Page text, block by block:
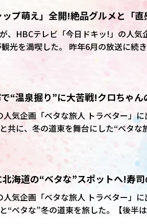
プ萌え」全開!絶品グルメと「直
、HBCテレビ「今日ドキッ!」の人気
年6月の放送に続き、再
に帰ってきましたね」と感慨深げに語
座に思い出すなど、冒頭から無邪気
店内で「ふらの牛乳カフェラテ」を
か。やっぱり富良野の牛乳は格別で
マルシェで販売されている約1000種
ずはノーヒントで1位予想すること
かないです」と北海道を代表する洋
“温泉掘り”に大苦戦!クロちゃん
気企画「ベタな旅人 トラベター」に
共に、冬の道東を舞台にした“ベタな
間で大きな反響を呼んでいる。【前
。佐藤は、細麺ながらもしっかりと
節の香りがブワって広がりますね」
よく絡んですごく美味しい」と感激
見られない貴重なオオワシやオジロ
集めたのは、最後
海道の“ベタな”スポットへ!寿
気企画「ベタな旅人 トラベター」に
“ベタな”冬の道東を旅した。【後半